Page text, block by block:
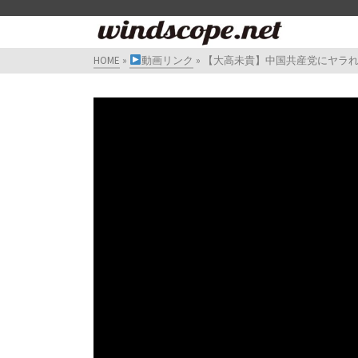
HOME » 動画リンク » 【大高未貴】中国共産党にヤラ